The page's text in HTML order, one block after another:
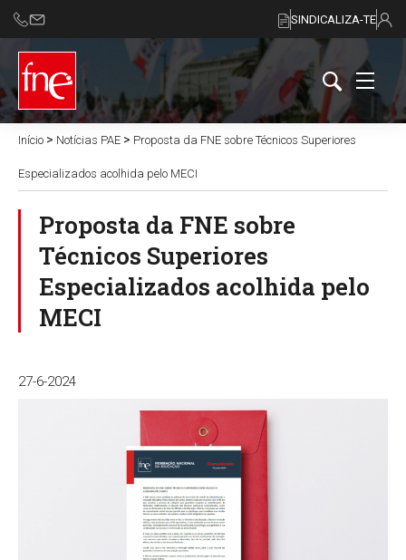
SINDICALIZA-TE
Início > Notícias PAE > Proposta da FNE sobre Técnicos Superiores
Especializados acolhida pelo MECI
Proposta da FNE sobre
Técnicos Superiores
Especializados acolhida pelo
MECI
27-6-2024